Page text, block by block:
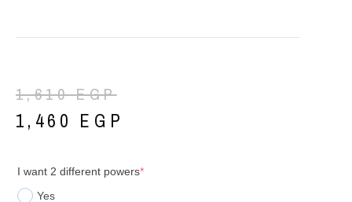
1,610EGP
1,460 EGP
I want 2 different powers*
Yes